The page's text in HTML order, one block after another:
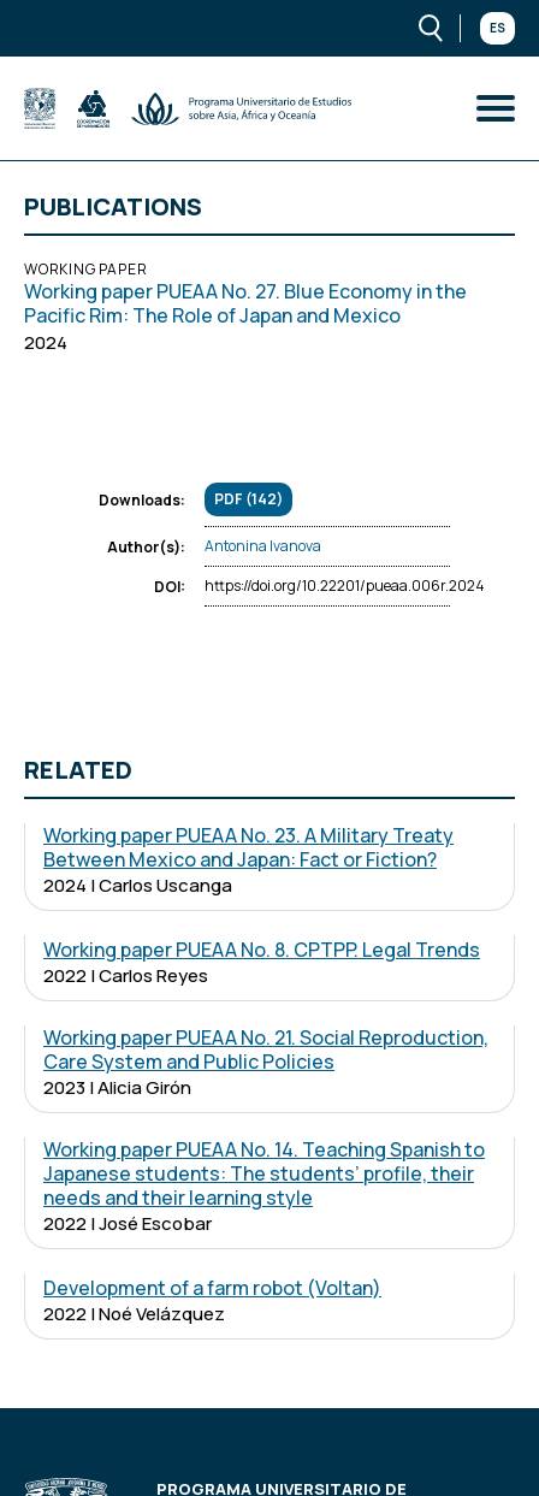
ES
PUBLICATIONS
WORKING PAPER
Working paper PUEAA No. 27. Blue Economy in the
Pacific Rim: The Role of Japan and Mexico
2024
Downloads: PDF (142)
Author(s):
Antonina Ivanova
DOI:
https://doi.org/10.22201/pueaa.006r.2024
RELATED
Working paper PUEAA No. 23. A Military Treaty
Between Mexico and Japan: Fact or Fiction?
2024 | Carlos Uscanga
Working paper PUEAA No. 8. CPTPP. Legal Trends
2022 | Carlos Reyes
Working paper PUEAA No. 21. Social Reproduction,
Care System and Public Policies
2023 | Alicia Girón
Working paper PUEAA No. 14. Teaching Spanish to
Japanese students: The students’ profile, their
needs and their learning style
2022 | José Escobar
Development of a farm robot (Voltan)
2022 | Noé Velázquez
PROGRAMA UNIVERSITARIO DE